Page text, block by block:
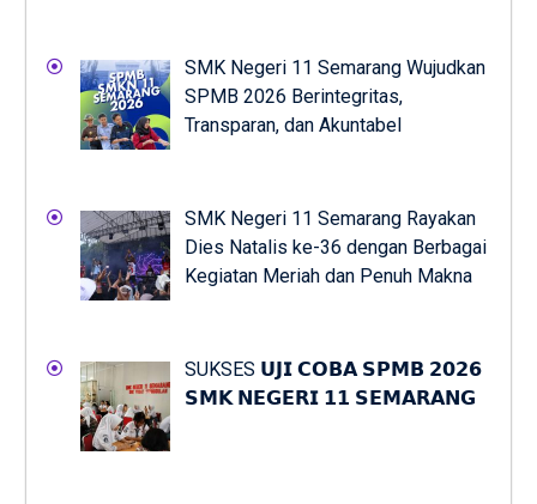
SMK Negeri 11 Semarang Wujudkan
SPMB 2026 Berintegritas,
Transparan, dan Akuntabel
SMK Negeri 11 Semarang Rayakan
Dies Natalis ke-36 dengan Berbagai
Kegiatan Meriah dan Penuh Makna
SUKSES 𝗨𝗝𝗜 𝗖𝗢𝗕𝗔 𝗦𝗣𝗠𝗕 𝟮𝟬𝟮𝟲
𝗦𝗠𝗞 𝗡𝗘𝗚𝗘𝗥𝗜 𝟭𝟭 𝗦𝗘𝗠𝗔𝗥𝗔𝗡𝗚